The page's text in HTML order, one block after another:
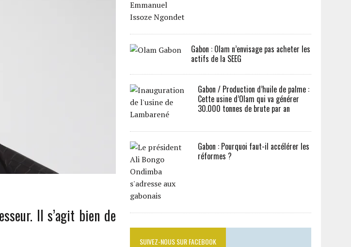
Il s’agit bien de
Gabon : Olam n’envisage pas acheter les
actifs de la SEEG
Gabon / Production d’huile de palme :
Cette usine d’Olam qui va générer
30.000 tonnes de brute par an
Gabon : Pourquoi faut-il accélérer les
réformes ?
SUIVEZ-NOUS SUR FACEBOOK